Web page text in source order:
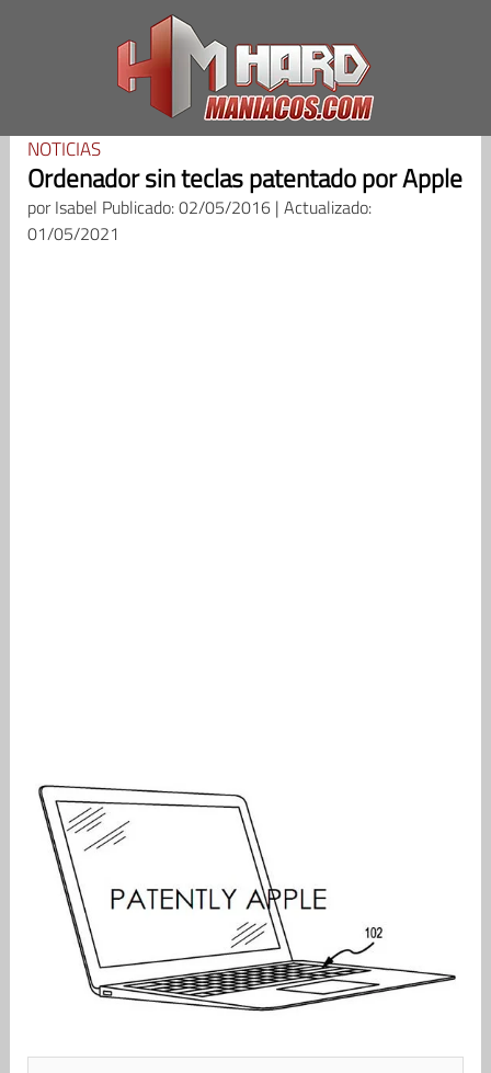
NOTICIAS
Ordenador sin teclas patentado por Apple
porIsabel Publicado: 02/05/2016 | Actualizado:
01/05/2021